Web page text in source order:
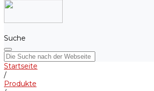
Suche
Startseite
/
Produkte